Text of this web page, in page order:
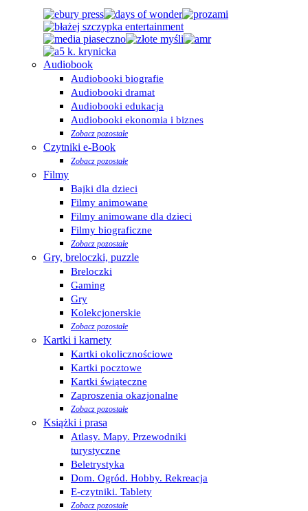
Audiobook
Audiobooki biografie
Audiobooki dramat
Audiobooki edukacja
Audiobooki ekonomia i biznes
Zobacz pozostałe
Czytniki e-Book
Zobacz pozostałe
Filmy
Bajki dla dzieci
Filmy animowane
Filmy animowane dla dzieci
Filmy biograficzne
Zobacz pozostałe
Gry, breloczki, puzzle
Breloczki
Gaming
Gry
Kolekcjonerskie
Zobacz pozostałe
Kartki i karnety
Kartki okolicznościowe
Kartki pocztowe
Kartki świąteczne
Zaproszenia okazjonalne
Zobacz pozostałe
Książki i prasa
Atlasy. Mapy. Przewodniki
turystyczne
Beletrystyka
Dom. Ogród. Hobby. Rekreacja
E-czytniki. Tablety
Zobacz pozostałe